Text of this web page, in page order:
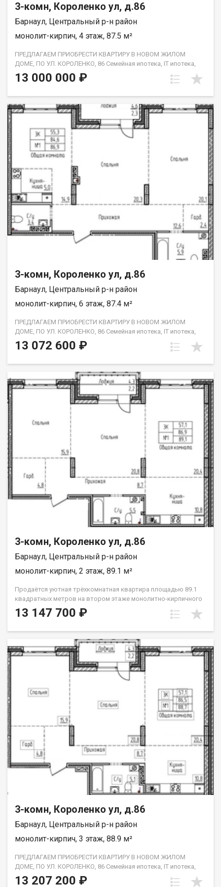
3-комн, Короленко ул, д.86
Барнаул, Центральный р-н район
монолит-кирпич, 4 этаж, 87.5 м²
ПРЕДЛАГАЕМ ПРИОБРЕСТИ КВАРТИРУ В НОВОМ ЖИЛОМ
ДОМЕ, ПО УЛ. КОРОЛЕНКО, 86 Семейная ипотека, IT ипотека,
военная ипотека. Рассрочка платежа до август 2025г.
Застройщик передает квартиры с выполнением следующих
устанавливаются оконные блоки из поливинилхлоридных
профилей с двухкамерным стеклопакетом, без откосов и
подоконников устанавливаются витражи квартир из
алюминиевых профилей с заполнением двухкамерными
стеклопакетами осуществляется остекление лоджий из
поливинилхлоридных профилей с однокамерными
стеклопакетами, без откосов и подоконников металлические
входные двери устанавливаются без отделки откосов
проводится монтаж систем водоснабжения и канализации:
ввод холодной и горячей воды, ввод канализации, установка
приборов учета холодного/горячего водоснабжения
проводится монтаж горизонтальной системы отопления с
установкой радиаторов или конвекторов отопления,
установка счетчиков учета тепла. Дом сдан в январе 2026г.
13 000 000 ₽
3-комн, Короленко ул, д.86
Барнаул, Центральный р-н район
монолит-кирпич, 6 этаж, 87.4 м²
ПРЕДЛАГАЕМ ПРИОБРЕСТИ КВАРТИРУ В НОВОМ ЖИЛОМ
ДОМЕ, ПО УЛ. КОРОЛЕНКО, 86 Семейная ипотека, IT ипотека,
военная ипотека Застройщик передает квартиры с
выполнением следующих видов работ: проводится
блоки из поливинилхлоридных профилей с двухкамерным
стеклопакетом, без откосов и подоконников
устанавливаются витражи квартир из алюминиевых
профилей с заполнением двухкамерными стеклопакетами
осуществляется остекление лоджий из поливинилхлоридных
профилей с однокамерными стеклопакетами, без откосов и
подоконников металлические входные двери
устанавливаются без отделки откосов проводится монтаж
систем водоснабжения и канализации: ввод холодной и
горячей воды, ввод канализации, установка приборов учета
холодного/горячего водоснабжения проводится монтаж
горизонтальной системы отопления с установкой
радиаторов или конвекторов отопления, установка
счетчиков учета тепла. Дом сдан в январе 2026г.
13 072 600 ₽
3-комн, Короленко ул, д.86
Барнаул, Центральный р-н район
монолит-кирпич, 2 этаж, 89.1 м²
Продаётся уютная трёхкомнатная квартира площадью 89.1
квадратных метров на втором этаже монолитно-кирпичного
дома, дом сдан в январе 2026г, расположенного по адресу:
город Барнаул, улица Короленко, 86. Возможные варианты
безопасность. К вашим услугам современная детская и
спортивная площадки во дворе, а также подземная парковка,
что значительно упрощает вопрос с парковочными местами.
Квартира обладает жилой площадью 57.1 квадратных метров
и функциональной кухней площадью 10.8 квадратных метров.
Также имеется лоджия, откуда открывается вид на тихий и
зелёный двор. Санузел совмещённый, что является
удобством для многих семей. Хотя квартира требует затрат
на внутреннюю отделку, это отличная возможность
обустроить её под свой вкус и потребности, создав интерьер
своей мечты. Расположение дома позволяет наслаждаться
близостью к разнообразным объектам инфраструктуры,
таким как студии красоты, оздоровительные центры и
аптеки, что делает жизнь здесь ещё более комфортной и
приятной. Приглашаем вас ознакомиться с этой прекрасной
квартирой, которая ждёт своих новых владельцев.
13 147 700 ₽
3-комн, Короленко ул, д.86
Барнаул, Центральный р-н район
монолит-кирпич, 3 этаж, 88.9 м²
ПРЕДЛАГАЕМ ПРИОБРЕСТИ КВАРТИРУ В НОВОМ ЖИЛОМ
ДОМЕ, ПО УЛ. КОРОЛЕНКО, 86 Семейная ипотека, IT ипотека,
военная ипотека Застройщик передает квартиры с
выполнением следующих видов работ: проводится
13 207 200 ₽